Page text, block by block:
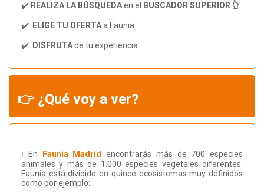
✔️ REALIZA LA BÚSQUEDAen el BUSCADOR SUPERIOR 👆
✔️ ELIGE TU OFERTAa Faunia
✔️ DISFRUTAde tu experiencia.
👉 ¿Qué voy a ver?
ℹ️ En Faunia Madrid
encontrarás más de 700 especies
animales y más de 1.000 especies vegetales diferentes.
Faunia está dividido en quince ecosistemas muy definidos
como por ejemplo: